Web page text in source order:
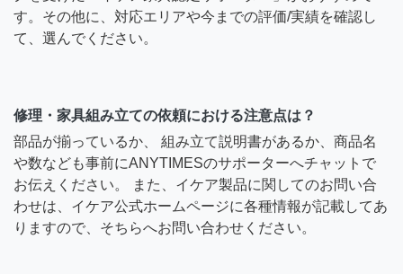
す。その他に、対応エリアや今までの評価/実績を確認し
て、選んでください。
修理・家具組み立ての依頼における注意点は？
部品が揃っているか、 組み立て説明書があるか、商品名
や数なども事前にANYTIMESのサポーターへチャットで
お伝えください。 また、イケア製品に関してのお問い合
わせは、イケア公式ホームページに各種情報が記載してあ
りますので、そちらへお問い合わせください。